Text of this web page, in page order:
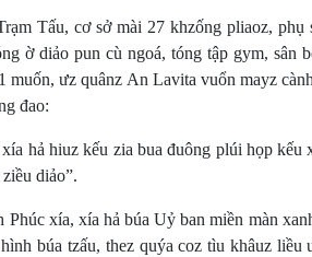
Tấu, cơ sở mài 27 khzống pliaoz, phụ
ờ diảo pun cù ngoá, tóng tập gym, sân
muốn, ưz quânz An Lavita vuổn mayz
đao:
hả hiuz kếu zia bua đuông plúi họp kếu
diảo”.
xía, xía hả búa Uỷ ban miền màn
búa tzấu, thez quýa coz tìu khâuz liều